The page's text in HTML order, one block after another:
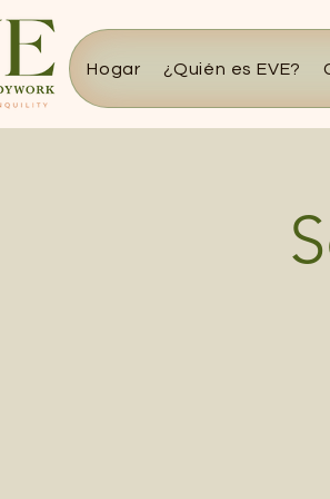
Hogar ¿Quién es EVE?